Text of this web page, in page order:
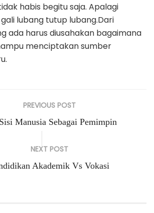
habis begitu saja. Apalagi
lubang tutup lubang.Dari
ada harus diusahakan bagaimana
menciptakan sumber
PREVIOUS POST
Manusia Sebagai Pemimpin
NEXT POST
Akademik Vs Vokasi